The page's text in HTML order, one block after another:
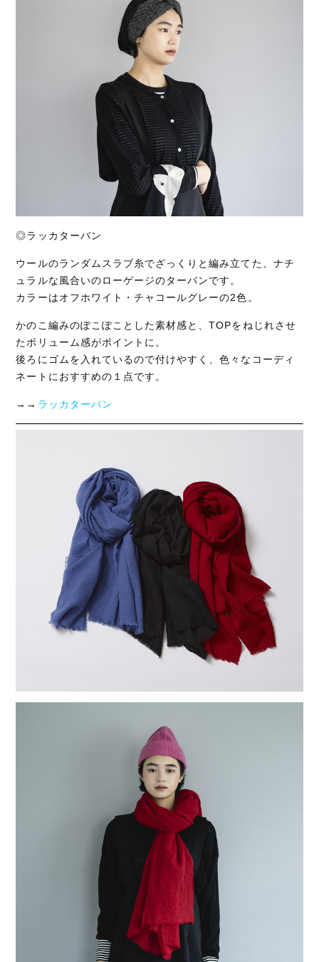
◎ラッカターバン
ウールのランダムスラブ糸でざっくりと編み立てた、ナチ
ュラルな風合いのローゲージのターバンです。
カラーはオフホワイト・チャコールグレーの2色。
かのこ編みのぽこぽことした素材感と、TOPをねじれさせ
たボリューム感がポイントに。
後ろにゴムを入れているので付けやすく、色々なコーディ
ネートにおすすめの１点です。
→→ ラッカターバン